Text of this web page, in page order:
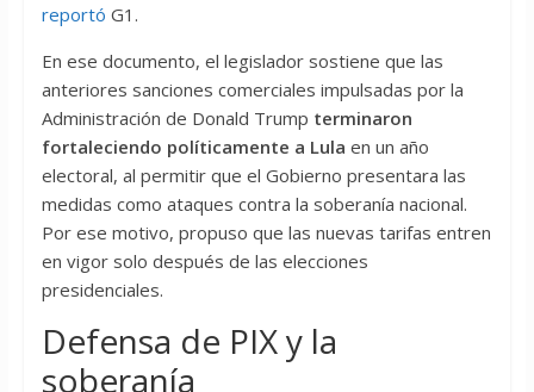
reportó G1.
En ese documento, el legislador sostiene que las
anteriores sanciones comerciales impulsadas por la
Administración de Donald Trump terminaron
fortaleciendo políticamente a Lula en un año
electoral, al permitir que el Gobierno presentara las
medidas como ataques contra la soberanía nacional.
Por ese motivo, propuso que las nuevas tarifas entren
en vigor solo después de las elecciones
presidenciales.
Defensa de PIX y la
soberanía